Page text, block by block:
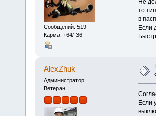
Сообщений: 519
Карма: +64/-36
Не
то
в
Если
AlexZhuk
Администратор
Ветеран
Если